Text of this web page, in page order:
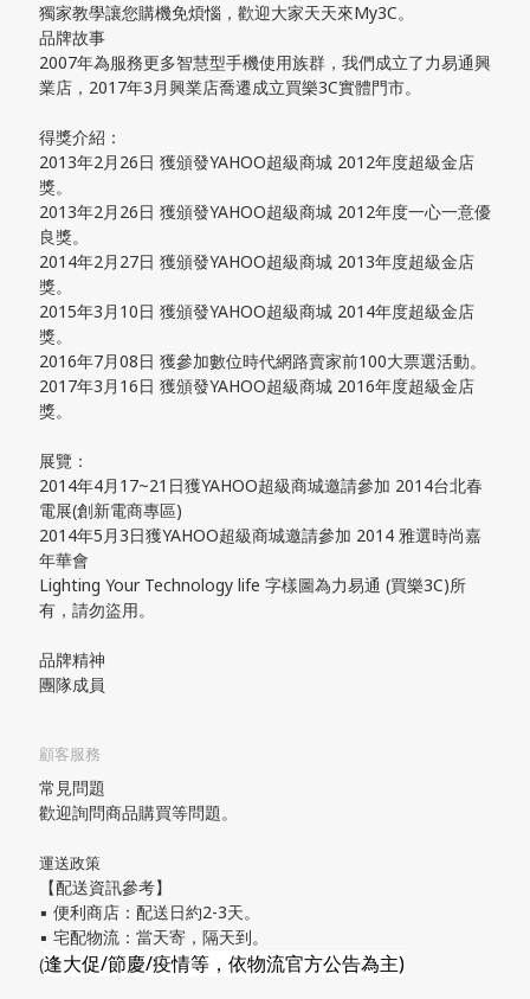
獨家教學讓您購機免煩惱，歡迎大家天天來My3C。
品牌故事
2007年為服務更多智慧型手機使用族群，我們成立了力易通興
業店，2017年3月興業店喬遷成立買樂3C實體門市。
得獎介紹：
2013年2月26日 獲頒發YAHOO超級商城 2012年度超級金店
獎。
2013年2月26日 獲頒發YAHOO超級商城 2012年度一心一意優
良獎。
2014年2月27日 獲頒發YAHOO超級商城 2013年度超級金店
獎。
2015年3月10日 獲頒發YAHOO超級商城 2014年度超級金店
獎。
2016年7月08日 獲參加數位時代網路賣家前100大票選活動。
2017年3月16日 獲頒發YAHOO超級商城 2016年度超級金店
獎。
展覽：
2014年4月17~21日獲YAHOO超級商城邀請參加 2014台北春
電展(創新電商專區)
2014年5月3日獲YAHOO超級商城邀請參加 2014 雅選時尚嘉
年華會
Lighting Your Technology life 字樣圖為力易通 (買樂3C)所
有，請勿盜用。
品牌精神
團隊成員
顧客服務
常見問題
歡迎詢問商品購買等問題。
運送政策
【配送資訊參考】
▪ 便利商店：配送日約2-3天。
▪ 宅配物流：當天寄，隔天到。
(逢大促/節慶/疫情等，依物流官方公告為主)